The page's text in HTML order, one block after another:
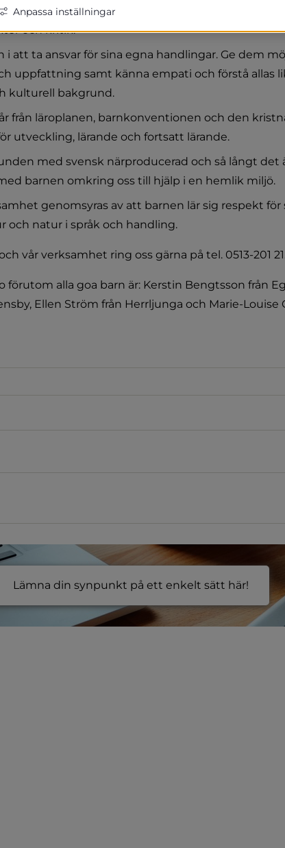
fönster.
öppen, ärlig och omsorgstagande där föräldrar
och kritik.
i att ta ansvar för sina egna handlingar. Ge dem
uppfattning samt känna empati och förstå allas
kulturell bakgrund.
från läroplanen, barnkonventionen och den
utveckling, lärande och fortsatt lärande.
med svensk närproducerad och så långt det
barnen omkring oss till hjälp i en hemlik miljö.
genomsyras av att barnen lär sig respekt för
och natur i språk och handling.
vår verksamhet ring oss gärna på tel. 0513-201 21.
förutom alla goa barn är: Kerstin Bengtsson från
Ellen Ström från Herrljunga och Marie-Louise
Lämna din synpunkt på ett enkelt sätt här!
Anpassa inställningar